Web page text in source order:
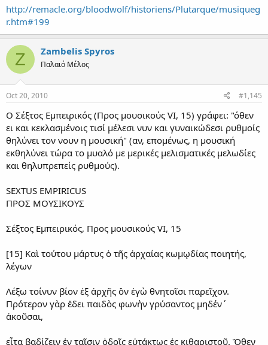
http://remacle.org/bloodwolf/historiens/Plutarque/musiqueg
r.htm#199
Z Zambelis Spyros
Παλαιό Μέλος
Oct 20, 2010 #1,145
Ο Σέξτος Εμπειρικός (Προς μουσικούς VI, 15) γράφει: "όθεν
ει και κεκλασμένοις τισί μέλεσι νυν και γυναικώδεσι ρυθμοίς
θηλύνει τον νουν η μουσική" (αν, επομένως, η μουσική
εκθηλύνει τώρα το μυαλό με μερικές μελισματικές μελωδίες
και θηλυπρεπείς ρυθμούς).
SEXTUS EMPIRICUS
ΠΡΟΣ ΜΟΥΣΙΚΟΥΣ
Σέξτος Εμπειρικός, Προς μουσικούς VI, 15
[15] Καὶ τούτου μάρτυς ὁ τῆς ἀρχαίας κωμῳδίας ποιητής,
λέγων
Λέξω τοίνυν βίον ἐξ ἀρχῆς ὃν ἐγὼ θνητοῖσι παρεῖχον.
Πρότερον γὰρ ἔδει παιδὸς φωνὴν γρύσαντος μηδέν΄
ἀκοῦσαι,
εἶτα βαδίζειν ἐν ταῖσιν ὁδοῖς εὐτάκτως ἐς κιθαριστοῦ. Ὅθεν